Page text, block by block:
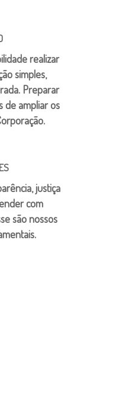
realizar
simples,
Preparar
de ampliar os
justiça
com
são nossos